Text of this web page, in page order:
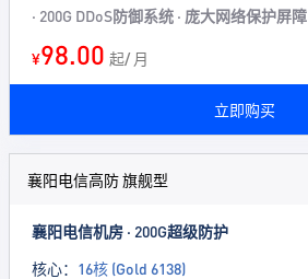
· 200G DDoS防御系统 · 庞大网络保护屏障
¥98.00 起/ 月
立即购买
襄阳电信高防 旗舰型
襄阳电信机房 · 200G超级防护
核心： 16核 (Gold 6138)